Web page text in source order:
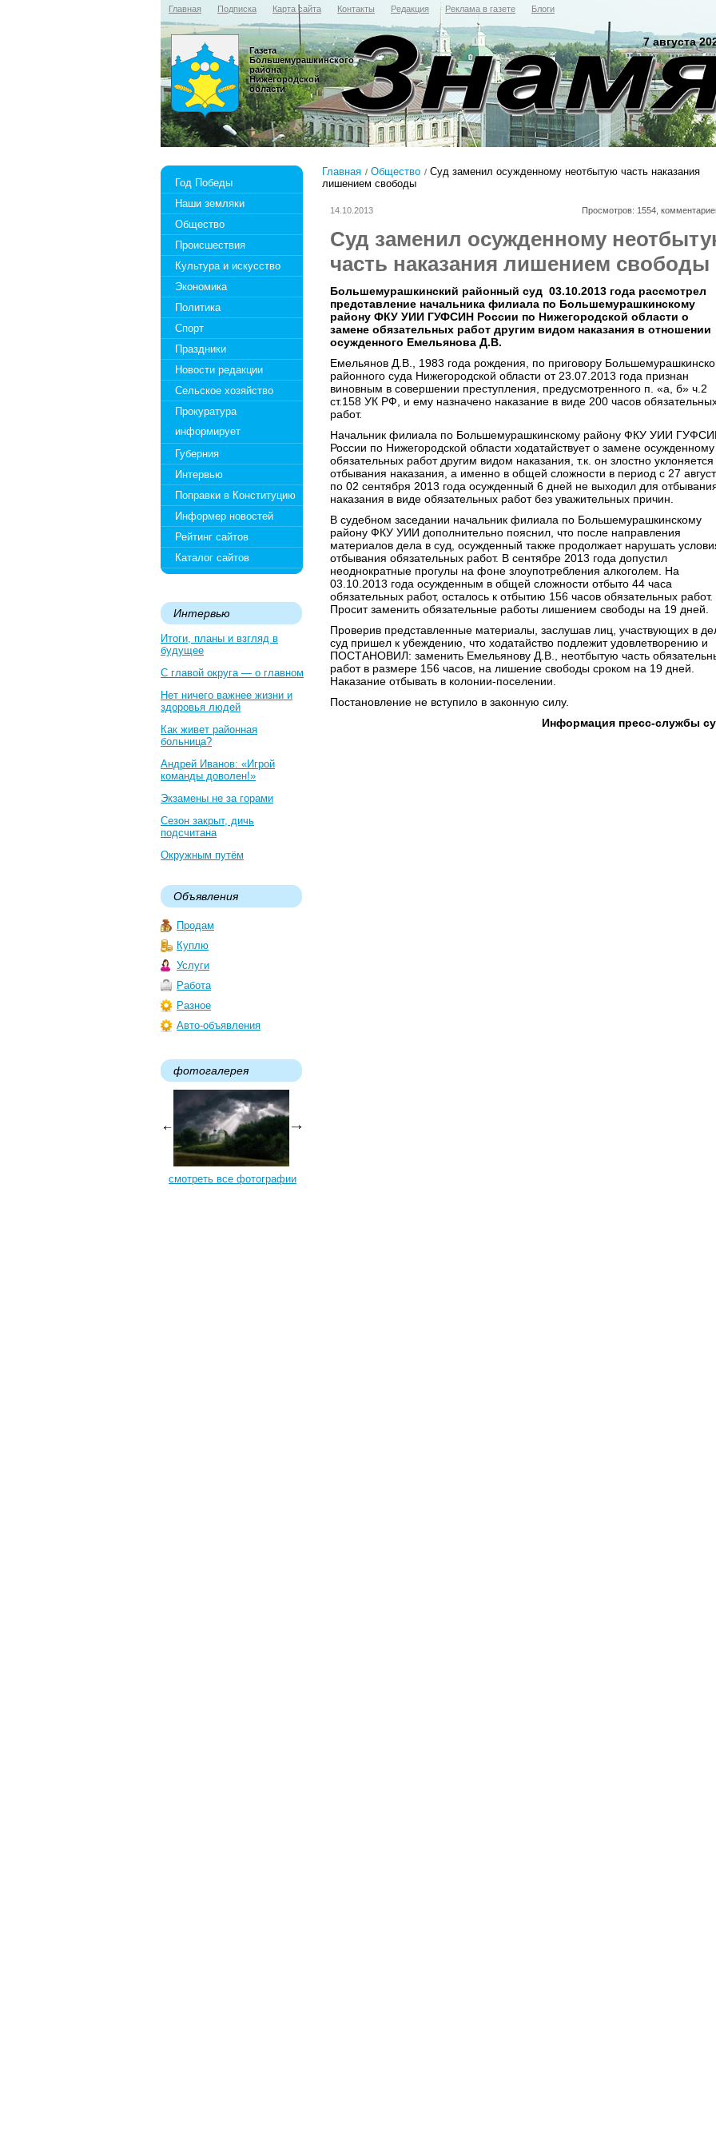
Главная Подписка Карта сайта Контакты Редакция Реклама в газете Блоги
7 августа
Газета
Большемурашкинского
района
Нижегородской
области
Год Победы
Наши земляки
Общество
Происшествия
Культура и искусство
Экономика
Политика
Спорт
Праздники
Новости редакции
Сельское хозяйство
Прокуратура
информирует
Губерния
Интервью
Поправки в Конституцию
Информер новостей
Рейтинг сайтов
Каталог сайтов
Интервью
Итоги, планы и взгляд в
будущее
С главой округа — о главном
Нет ничего важнее жизни и
здоровья людей
Как живет районная
больница?
Андрей Иванов: «Игрой
команды доволен!»
Экзамены не за горами
Сезон закрыт, дичь
подсчитана
Окружным путём
Объявления
Продам
Куплю
Услуги
Работа
Разное
Авто-объявления
фотогалерея
смотреть все фотографии
Главная Общество
Суд заменил осужденному неотбытую часть наказания
лишением свободы
14.10.2013 Просмотров: 1554,
Суд заменил осужденному
часть наказания лишением свободы
Большемурашкинский районный суд 03.10.2013 года рассмотрел
представление начальника филиала по Большемурашкинскому
району ФКУ УИИ ГУФСИН России по Нижегородской области о
замене обязательных работ другим видом наказания в отношении
осужденного Емельянова Д.В.
Емельянов Д.В., 1983 года рождения, по приговору
районного суда Нижегородской области от 23.07.2013 года признан
виновным в совершении преступления, предусмотренного п. «а, б» ч.2
ст.158 УК РФ, и ему назначено наказание в виде 200 часов
работ.
Начальник филиала по Большемурашкинскому району ФКУ УИИ
России по Нижегородской области ходатайствует о замене осужденному
обязательных работ другим видом наказания, т.к. он злостно уклоняется
отбывания наказания, а именно в общей сложности в период с 27
по 02 сентября 2013 года осужденный 6 дней не выходил для
наказания в виде обязательных работ без уважительных причин.
В судебном заседании начальник филиала по Большемурашкинскому
району ФКУ УИИ дополнительно пояснил, что после направления
материалов дела в суд, осужденный также продолжает нарушать
отбывания обязательных работ. В сентябре 2013 года допустил
неоднократные прогулы на фоне злоупотребления алкоголем. На
03.10.2013 года осужденным в общей сложности отбыто 44 часа
обязательных работ, осталось к отбытию 156 часов обязательных работ.
Просит заменить обязательные работы лишением свободы на 19 дней.
Проверив представленные материалы, заслушав лиц, участвующих в
суд пришел к убеждению, что ходатайство подлежит удовлетворению и
ПОСТАНОВИЛ: заменить Емельянову Д.В., неотбытую часть
работ в размере 156 часов, на лишение свободы сроком на 19 дней.
Наказание отбывать в колонии-поселении.
Постановление не вступило в законную силу.
Информация пресс-службы